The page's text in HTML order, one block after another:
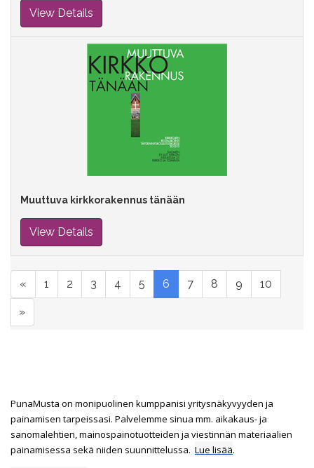
View Details
Muuttuva kirkkorakennus tänään
View Details
« 1 2 3 4 5 6 7 8 9 10
»
PunaMusta on monipuolinen kumppanisi yritysnäkyvyyden ja
painamisen tarpeissasi. Palvelemme sinua mm. aikakaus- ja
sanomalehtien, mainospainotuotteiden ja viestinnän materiaalien
painamisessa sekä niiden suunnittelussa. Lue lisää.